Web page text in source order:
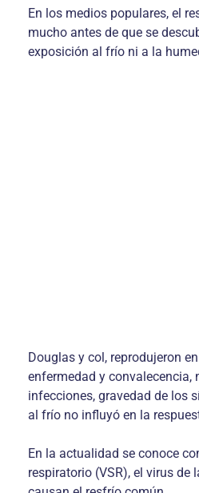
En los medios populares, el
mucho antes de que se
exposición al frío ni a la
Douglas y col, reprodujeron
enfermedad y
infecciones, gravedad de los
al frío no influyó en la
En la actualidad se conoce
respiratorio (VSR), el virus